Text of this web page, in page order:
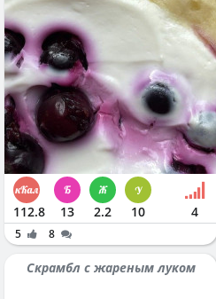
112.8 13 2.2 10 4
5 8
Скрамбл с жареным луком